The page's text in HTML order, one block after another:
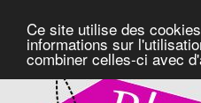
Ce site utilise des
informations sur
combiner celles-ci avec